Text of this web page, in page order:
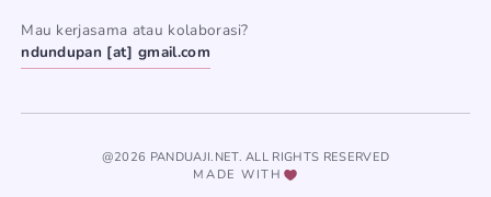
Mau kerjasama atau kolaborasi?
ndundupan [at] gmail.com
@2026 PANDUAJI.NET. ALL RIGHTS RESERVED
MADE WITH